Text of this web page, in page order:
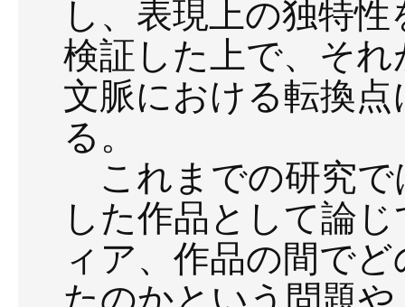
し、表現上の独特
検証した上で、そ
文脈における転換
る。
これまでの研究で
した作品として論
ィア、作品の間で